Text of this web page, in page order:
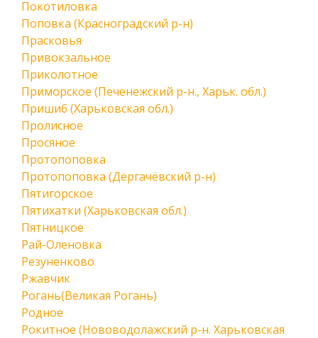
Покотиловка
Поповка (Красноградский р-н)
Прасковья
Привокзальное
Приколотное
Приморское (Печенежский р-н., Харьк. обл.)
Пришиб (Харьковская обл.)
Пролисное
Просяное
Протопоповка
Протопоповка (Дергачёвский р-н)
Пятигорское
Пятихатки (Харьковская обл.)
Пятницкое
Рай-Оленовка
Резуненково
Ржавчик
Рогань(Великая Рогань)
Родное
Рокитное (Нововодолажский р-н. Харьковская